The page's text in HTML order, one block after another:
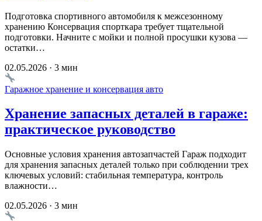
Подготовка спортивного автомобиля к межсезонному
хранению Консервация спорткара требует тщательной
подготовки. Начните с мойки и полной просушки кузова —
остатки…
02.05.2026 · 3 мин
Гаражное хранение и консервация авто
Хранение запасных деталей в гараже:
практическое руководство
Основные условия хранения автозапчастей Гараж подходит
для хранения запасных деталей только при соблюдении трех
ключевых условий: стабильная температура, контроль
влажности…
02.05.2026 · 3 мин